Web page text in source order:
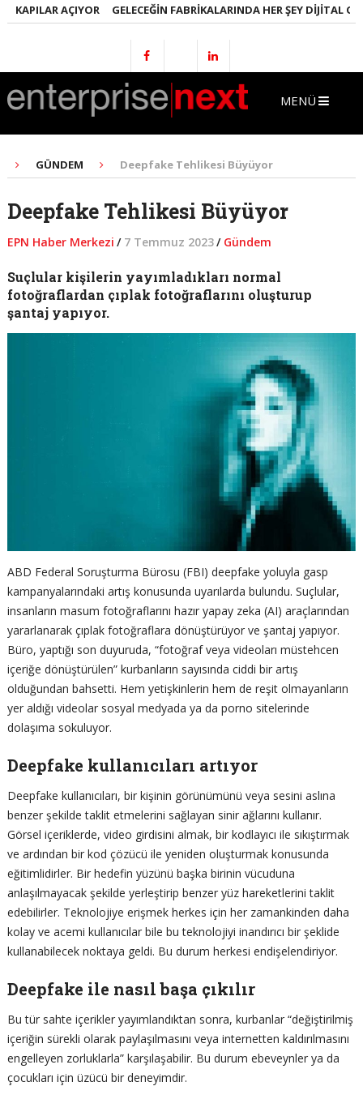
AÇIYOR GELECEĞIN FABRIKALARINDA HER ŞEY DIJITAL
MENÜ
GÜNDEM Deepfake Tehlikesi Büyüyor
Deepfake Tehlikesi Büyüyor
EPN Haber Merkezi / 7 Temmuz 2023/ Gündem
Suçlular kişilerin yayımladıkları normal
fotoğraflardan çıplak fotoğraflarını oluşturup
şantaj yapıyor.
ABD Federal Soruşturma Bürosu (FBI) deepfake yoluyla gasp
kampanyalarındaki artış konusunda uyarılarda bulundu. Suçlular,
insanların masum fotoğraflarını hazır yapay zeka (AI) araçlarından
yararlanarak çıplak fotoğraflara dönüştürüyor ve şantaj yapıyor.
Büro, yaptığı son duyuruda, “fotoğraf veya videoları müstehcen
içeriğe dönüştürülen” kurbanların sayısında ciddi bir artış
olduğundan bahsetti. Hem yetişkinlerin hem de reşit olmayanların
yer aldığı videolar sosyal medyada ya da porno sitelerinde
dolaşıma sokuluyor.
Deepfake kullanıcıları artıyor
Deepfake kullanıcıları, bir kişinin görünümünü veya sesini aslına
benzer şekilde taklit etmelerini sağlayan sinir ağlarını kullanır.
Görsel içeriklerde, video girdisini almak, bir kodlayıcı ile sıkıştırmak
ve ardından bir kod çözücü ile yeniden oluşturmak konusunda
eğitimlidirler. Bir hedefin yüzünü başka birinin vücuduna
anlaşılmayacak şekilde yerleştirip benzer yüz hareketlerini taklit
edebilirler. Teknolojiye erişmek herkes için her zamankinden daha
kolay ve acemi kullanıcılar bile bu teknolojiyi inandırıcı bir şeklide
kullanabilecek noktaya geldi. Bu durum herkesi endişelendiriyor.
Deepfake ile nasıl başa çıkılır
Bu tür sahte içerikler yayımlandıktan sonra, kurbanlar “değiştirilmiş
içeriğin sürekli olarak paylaşılmasını veya internetten kaldırılmasını
engelleyen zorluklarla” karşılaşabilir. Bu durum ebeveynler ya da
çocukları için üzücü bir deneyimdir.